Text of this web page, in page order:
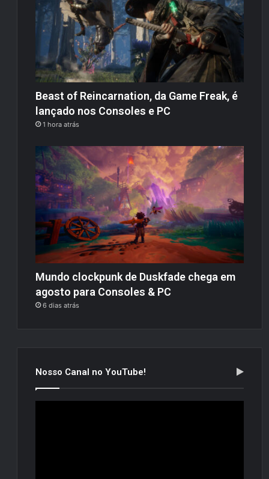
Beast of Reincarnation, da Game Freak, é
lançado nos Consoles e PC
1 hora atrás
Mundo clockpunk de Duskfade chega em
agosto para Consoles & PC
6 dias atrás
Nosso Canal no YouTube!